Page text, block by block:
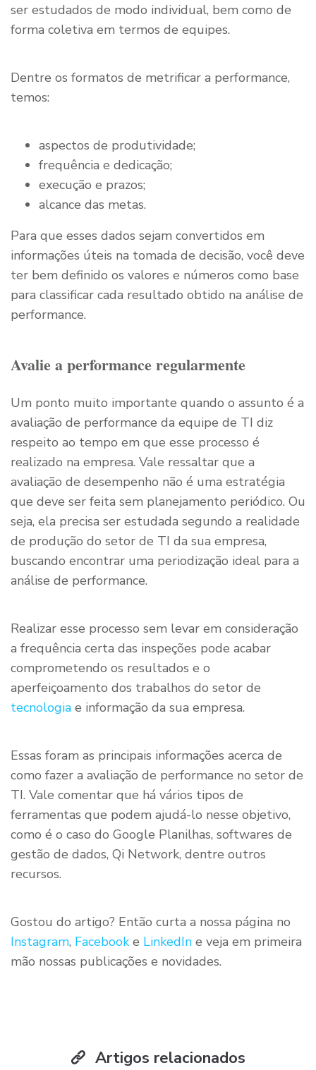
ser estudados de modo individual, bem como de
forma coletiva em termos de equipes.
Dentre os formatos de metrificar a performance,
temos:
aspectos de produtividade;
frequência e dedicação;
execução e prazos;
alcance das metas.
Para que esses dados sejam convertidos em
informações úteis na tomada de decisão, você deve
ter bem definido os valores e números como base
para classificar cada resultado obtido na análise de
performance.
Avalie a performance regularmente
Um ponto muito importante quando o assunto é a
avaliação de performance da equipe de TI diz
respeito ao tempo em que esse processo é
realizado na empresa. Vale ressaltar que a
avaliação de desempenho não é uma estratégia
que deve ser feita sem planejamento periódico. Ou
seja, ela precisa ser estudada segundo a realidade
de produção do setor de TI da sua empresa,
buscando encontrar uma periodização ideal para a
análise de performance.
Realizar esse processo sem levar em consideração
a frequência certa das inspeções pode acabar
comprometendo os resultados e o
aperfeiçoamento dos trabalhos do setor de
tecnologia e informação da sua empresa.
Essas foram as principais informações acerca de
como fazer a avaliação de performance no setor de
TI. Vale comentar que há vários tipos de
ferramentas que podem ajudá-lo nesse objetivo,
como é o caso do Google Planilhas, softwares de
gestão de dados, Qi Network, dentre outros
recursos.
Gostou do artigo? Então curta a nossa página no
Instagram, Facebook e LinkedIn e veja em primeira
mão nossas publicações e novidades.
Artigos relacionados